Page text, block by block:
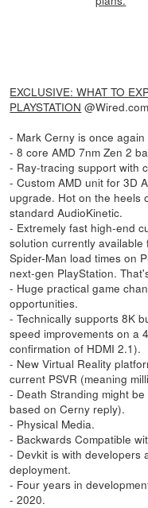
EXCLUSIVE: WHAT TO
PLAYSTATION @Wired.com
- Mark Cerny is once
- 8 core AMD 7nm Zen 2
- Ray-tracing support with
- Custom AMD unit for 3D
upgrade. Hot on the heels
standard AudioKinetic.
- Extremely fast high-end
solution currently available
Spider-Man load times on
next-gen PlayStation.
- Huge practical game
opportunities.
- Technically supports 8K
speed improvements on a
confirmation of HDMI 2.1).
- New Virtual Reality
current PSVR (meaning
- Death Stranding might
based on Cerny reply).
- Physical Media.
- Backwards Compatible
- Devkit is with developers
deployment.
- Four years in
- 2020.